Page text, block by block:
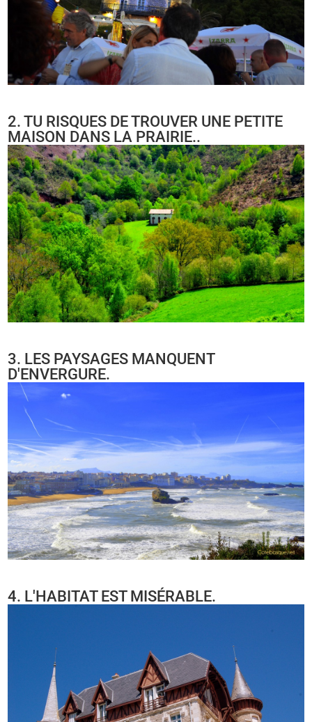
2. TU RISQUES DE TROUVER UNE PETITE
MAISON DANS LA PRAIRIE..
3. LES PAYSAGES MANQUENT
D'ENVERGURE.
4. L'HABITAT EST MISÉRABLE.